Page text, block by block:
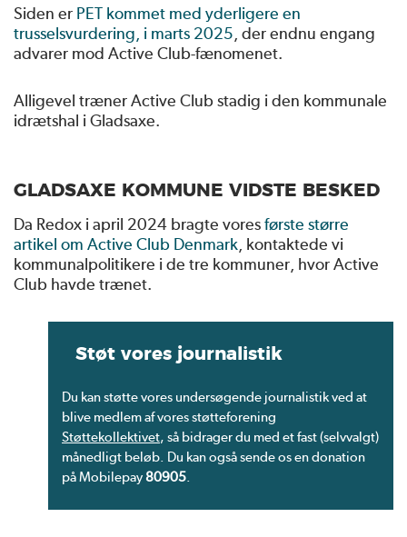
Siden er PET kommet med yderligere en
trusselsvurdering, i marts 2025, der endnu engang
advarer mod Active Club-fænomenet.
Alligevel træner Active Club stadig i den kommunale
idrætshal i Gladsaxe.
GLADSAXE KOMMUNE VIDSTE BESKED
Da Redox i april 2024 bragte voresførste større
artikel om Active Club Denmark, kontaktede vi
kommunalpolitikere i de tre kommuner, hvor Active
Club havde trænet.
Støt vores journalistik
Du kan støtte vores undersøgende journalistik ved at
blive medlem af vores støtteforening
Støttekollektivet, så bidrager du med et fast (selvvalgt)
månedligt beløb. Du kan også sende os en donation
på Mobilepay80905.